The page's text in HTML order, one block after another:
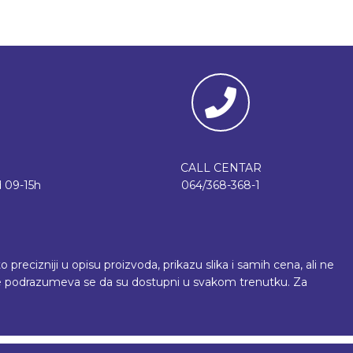
15h
CALL CENTAR
064/368-368-1
u opisu proizvoda, prikazu slika i samih cena, ali ne
se da su dostupni u svakom trenutku. Za